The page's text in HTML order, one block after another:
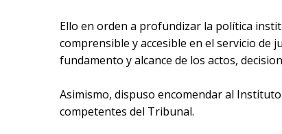
Ello en orden a profundizar la política
comprensible y accesible en el servicio de
fundamento y alcance de los actos,
Asimismo, dispuso encomendar al
competentes del Tribunal.